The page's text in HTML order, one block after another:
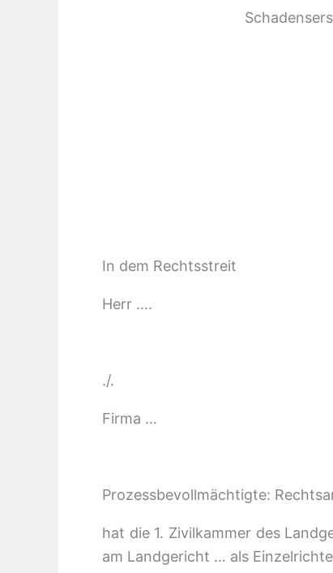
In dem Rechtsstreit
Herr ….
./.
Firma …
Prozessbevollmächtigte:
hat die 1. Zivilkammer des
am Landgericht … als